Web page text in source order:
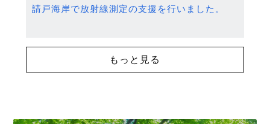
請戸海岸で放射線測定の支援を行いました。
もっと見る